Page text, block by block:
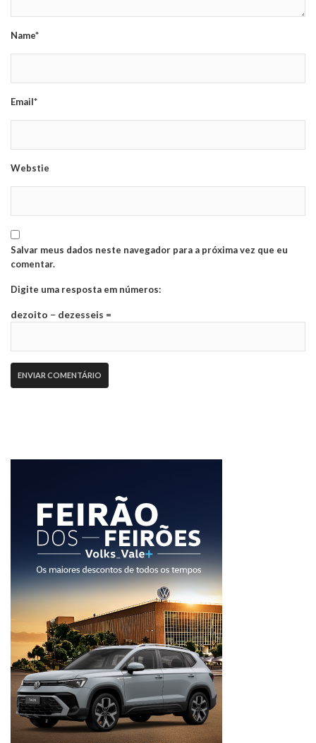
Name*
Email*
Webstie
Salvar meus dados neste navegador para a próxima vez que eu
comentar.
Digite uma resposta em números:
dezoito − dezesseis =